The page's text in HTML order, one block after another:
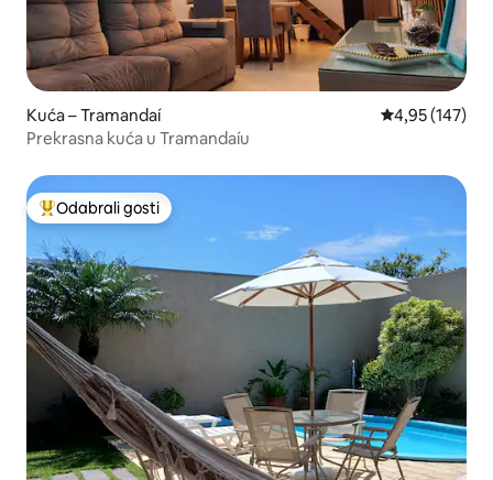
Kuća – Tramandaí Prosječna
4,95 (147)
Prekrasna kuća u Tramandaíu
Među najviše rangiranima s oznakom „Odabrali gosti”
Odabrali gosti